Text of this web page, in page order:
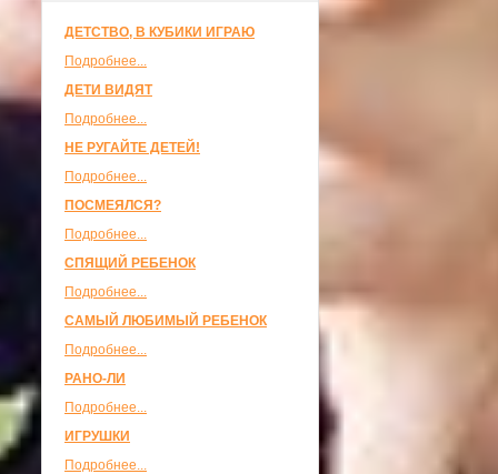
ДЕТСТВО, В КУБИКИ ИГРАЮ
Подробнее...
ДЕТИ ВИДЯТ
Подробнее...
НЕ РУГАЙТЕ ДЕТЕЙ!
Подробнее...
ПОСМЕЯЛСЯ?
Подробнее...
СПЯЩИЙ РЕБЕНОК
Подробнее...
САМЫЙ ЛЮБИМЫЙ РЕБЕНОК
Подробнее...
РАНО-ЛИ
Подробнее...
ИГРУШКИ
Подробнее...